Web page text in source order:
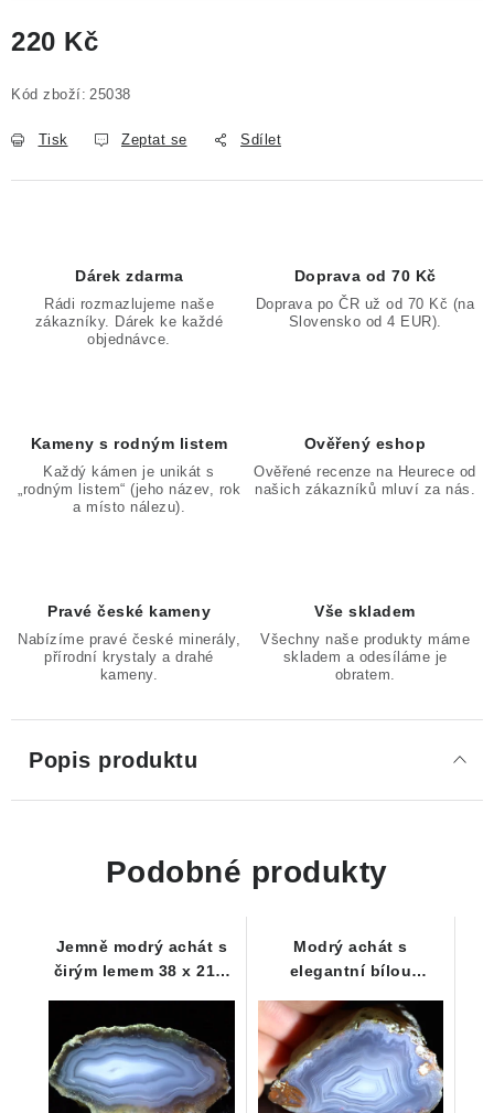
220 Kč
Kód zboží: 25038
Tisk Zeptat se Sdílet
Dárek zdarma
Rádi rozmazlujeme naše
zákazníky. Dárek ke každé
objednávce.
Doprava od 70 Kč
Doprava po ČR už od 70 Kč (na
Slovensko od 4 EUR).
Kameny s rodným listem
Každý kámen je unikát s
„rodným listem“ (jeho název, rok
a místo nálezu).
Ověřený eshop
Ověřené recenze na Heurece od
našich zákazníků mluví za nás.
Pravé české kameny
Nabízíme pravé české minerály,
přírodní krystaly a drahé
kameny.
Vše skladem
Všechny naše produkty máme
skladem a odesíláme je
obratem.
Popis produktu
Podobné produkty
Jemně modrý achát s
čirým lemem 38 x 21 x
Modrý achát s
elegantní bílou
mm